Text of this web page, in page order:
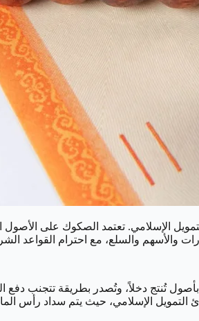
الإسلامي. تعتمد الصكوك على الأصول
والأسهم والسلع، مع احترام القواعد
تُنتج دخلاً، وتُصدر بطريقة تتجنب دفع
الإسلامي، حيث يتم سداد رأس